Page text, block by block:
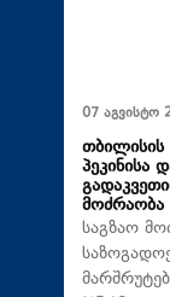
07 აგვისტო
თბილისის
პეკინისა
მოძრაობა
საგზაო